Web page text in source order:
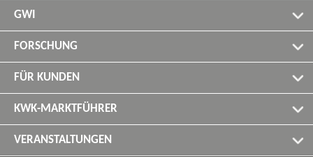
GWI
FORSCHUNG
FÜR KUNDEN
KWK-MARKTFÜHRER
VERANSTALTUNGEN